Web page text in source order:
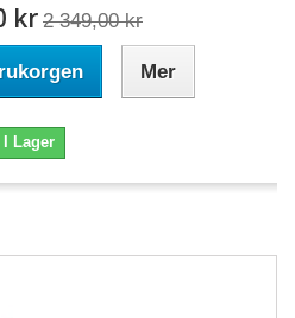
kr 2 349,00 kr
Mer
I Lager